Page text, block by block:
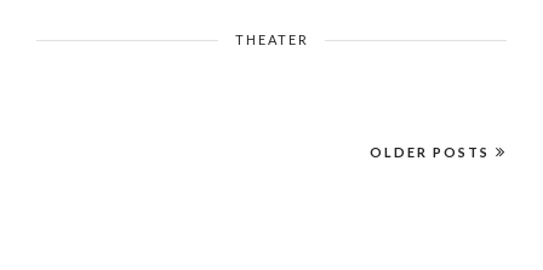
THEATER
OLDER POSTS